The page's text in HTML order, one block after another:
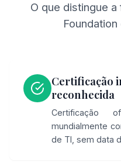
O que distingue
Certificação
reconhecida
Certificação
mundialmente
de TI, sem data